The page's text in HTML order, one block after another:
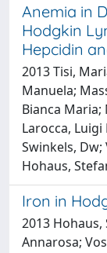
Anemia in
Hodgkin
Hepcidin
2013 Tisi,
Manuela;
Bianca Maria;
Larocca, Luigi
Swinkels, Dw;
Hohaus,
Iron in
2013 Hohaus,
Annarosa;